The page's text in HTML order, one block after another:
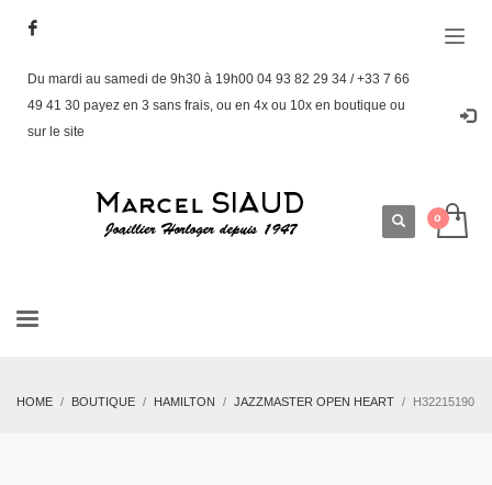
Du mardi au samedi de 9h30 à 19h00 04 93 82 29 34 / +33 7 66
49 41 30 payez en 3 sans frais, ou en 4x ou 10x en boutique ou
sur le site
HOME BOUTIQUE HAMILTON JAZZMASTER OPEN HEART H32215190